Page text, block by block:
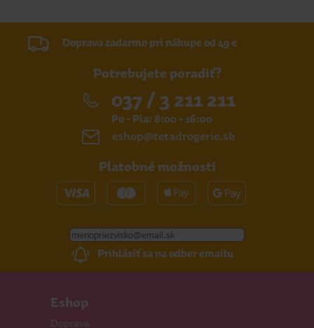
Doprava zadarmo pri nákupe od 49 €
Potrebujete poradiť?
037 / 3 211 211
Po - Pia: 8:00 - 16:00
eshop@tetadrogerie.sk
Platobné možnosti
Prihlásiť sa na odber emailu
Eshop
Doprava